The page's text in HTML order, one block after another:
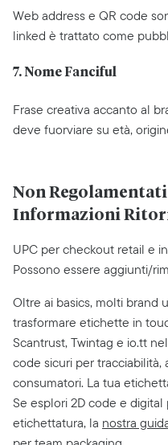
Web address e QR code
linked è trattato come
7. Nome Fanciful
Frase creativa accanto al
deve fuorviare su età,
Non Regolamentati
Informazioni
UPC per checkout retail e
Possono essere aggiunti/
Oltre ai basics, molti brand
trasformare etichette in
Scantrust, Twintag e io.tt
code sicuri per
consumatori. La tua
Se esplori 2D code e
etichettatura, la nostra